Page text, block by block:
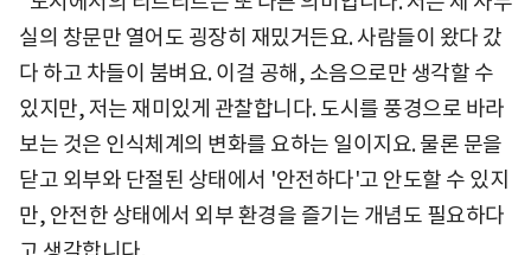
실의 창문만 열어도 굉장히 재밌거든요. 사람들이 왔다 갔
다 하고 차들이 붐벼요. 이걸 공해, 소음으로만 생각할 수
있지만, 저는 재미있게 관찰합니다. 도시를 풍경으로 바라
보는 것은 인식체계의 변화를 요하는 일이지요. 물론 문을
닫고 외부와 단절된 상태에서 '안전하다'고 안도할 수 있지
만, 안전한 상태에서 외부 환경을 즐기는 개념도 필요하다